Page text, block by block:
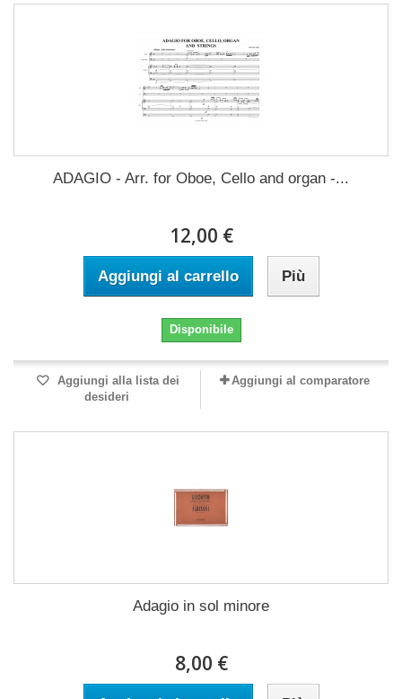
ADAGIO - Arr. for Oboe, Cello and organ -...
12,00 €
Aggiungi al carrello Più
Disponibile
Aggiungi alla lista dei
desideri
Aggiungi al comparatore
Adagio in sol minore
8,00 €